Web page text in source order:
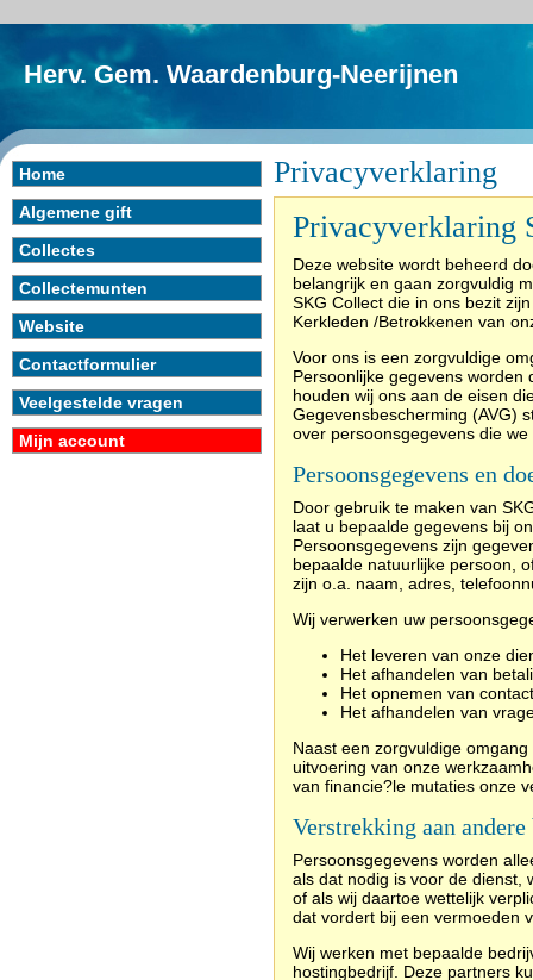
Herv. Gem. Waardenburg-Neerijnen
Privacyverklaring
Privacyverklaring
Deze website wordt beheerd
belangrijk en gaan zorgvuldig
SKG Collect die in ons bezit
Kerkleden /Betrokkenen van
Voor ons is een zorgvuldige
Persoonlijke gegevens worden
houden wij ons aan de eisen
Gegevensbescherming (AVG)
over persoonsgegevens die
Persoonsgegevens en
Door gebruik te maken van
laat u bepaalde gegevens bij
Persoonsgegevens zijn
bepaalde natuurlijke persoon,
zijn o.a. naam, adres,
Wij verwerken uw
Het leveren van onze
Het afhandelen van
Het opnemen van
Het afhandelen van
Naast een zorgvuldige
uitvoering van onze
van financie?le mutaties onze
Verstrekking aan
Persoonsgegevens worden
als dat nodig is voor de dienst,
of als wij daartoe wettelijk
dat vordert bij een vermoeden
Wij werken met bepaalde
hostingbedrijf. Deze partners
Home
Algemene gift
Collectes
Collectemunten
Website
Contactformulier
Veelgestelde vragen
Mijn account